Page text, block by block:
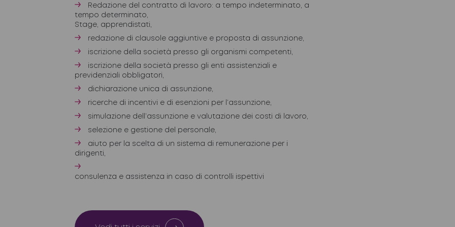
Redazione del contratto di lavoro: a tempo indeterminato, a
tempo determinato,
Stage, apprendistati,
redazione di clausole aggiuntive e proposta di assunzione,
iscrizione della società presso gli organismi competenti,
iscrizione della società presso gli enti assistenziali e
previdenziali obbligatori,
dichiarazione unica di assunzione,
ricerche di incentivi e di esenzioni per l’assunzione,
simulazione dell’assunzione e valutazione dei costi di lavoro
selezione e gestione del personale,
aiuto per la scelta di un sistema di remunerazione per i
dirigenti,
consulenza e assistenza in caso di controlli ispettivi